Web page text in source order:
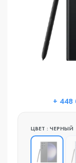
+ 448
ЦВЕТ : ЧЕРНЫЙ